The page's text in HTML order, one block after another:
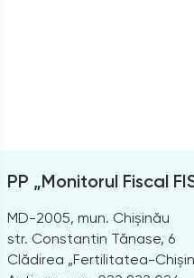
PP „Monitorul Fiscal
MD-2005, mun. Chișinău
str. Constantin Tănase, 6
Clădirea „Fertilitatea-